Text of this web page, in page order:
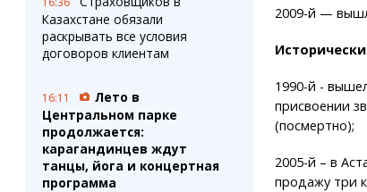
Казахстане обязали
раскрывать все условия
договоров клиентам
16:11
Лето в
Центральном парке
продолжается:
карагандинцев ждут
танцы, йога и концертная
программа
2009-й —
1990-й -
присвоении
(посмертно);
2005-й – в
продажу три